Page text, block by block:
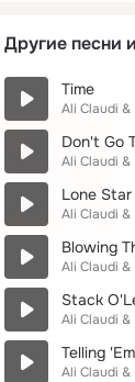
Другие песни
Time
Ali Claudi &
Don't Go
Ali Claudi &
Lone
Ali Claudi &
Blowing
Ali Claudi &
Stack
Ali Claudi &
Telling
Ali Claudi &